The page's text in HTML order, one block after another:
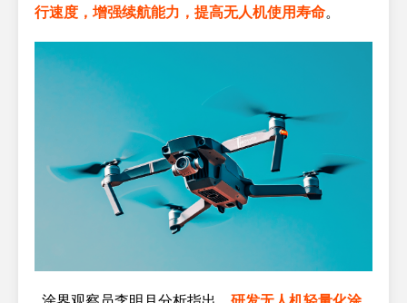
行速度，增强续航能力，提高无人机使用寿命。